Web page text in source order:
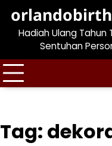
contentHadiah Ulang Tahun
Sentuhan
Tag: